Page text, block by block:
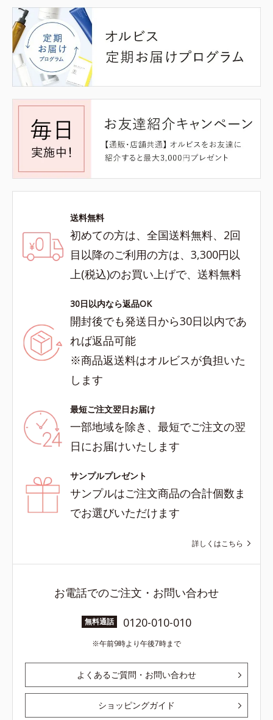
送料無料
初めての方は、全国送料無料、2回
目以降のご利用の方は、3,300円以
上(税込)のお買い上げで、送料無料
30日以内なら返品OK
開封後でも発送日から30日以内であ
れば返品可能
※商品返送料はオルビスが負担いた
します
最短ご注文翌日お届け
一部地域を除き、最短でご注文の翌
日にお届けいたします
サンプルプレゼント
サンプルはご注文商品の合計個数ま
でお選びいただけます
詳しくはこちら
お電話でのご注文・お問い合わせ
無料通話 0120-010-010
午前9時より午後7時まで
よくあるご質問・お問い合わせ
ショッピングガイド